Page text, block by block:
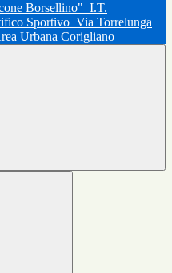
Borsellino" I.T.
Sportivo Via Torrelunga
Urbana Corigliano